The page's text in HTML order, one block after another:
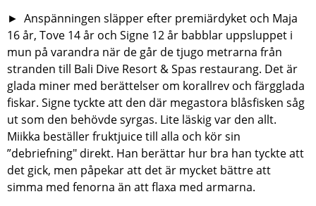
► Anspänningen släpper efter premiärdyket och Maja
16 år, Tove 14 år och Signe 12 år babblar uppsluppet i
mun på varandra när de går de tjugo metrarna från
stranden till Bali Dive Resort & Spas restaurang. Det är
glada miner med berättelser om korallrev och färgglada
fiskar. Signe tyckte att den där megastora blåsfisken såg
ut som den behövde syrgas. Lite läskig var den allt.
Miikka beställer fruktjuice till alla och kör sin
”debriefning" direkt. Han berättar hur bra han tyckte att
det gick, men påpekar att det är mycket bättre att
simma med fenorna än att flaxa med armarna.